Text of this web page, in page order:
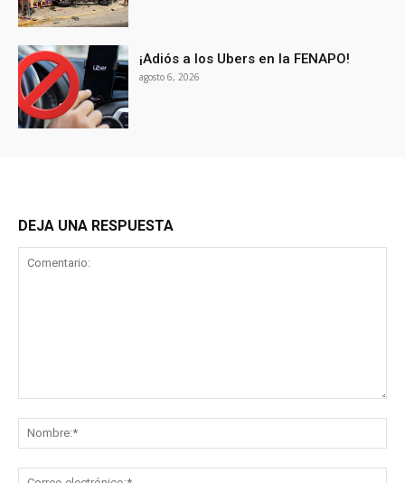
¡Adiós a los Ubers en la FENAPO!
agosto 6, 2026
DEJA UNA RESPUESTA